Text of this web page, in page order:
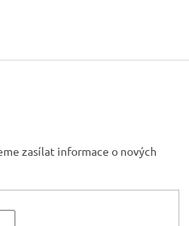
zasílat informace o nových